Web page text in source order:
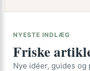
NYESTE INDLÆG
Friske
Nye idéer, guides